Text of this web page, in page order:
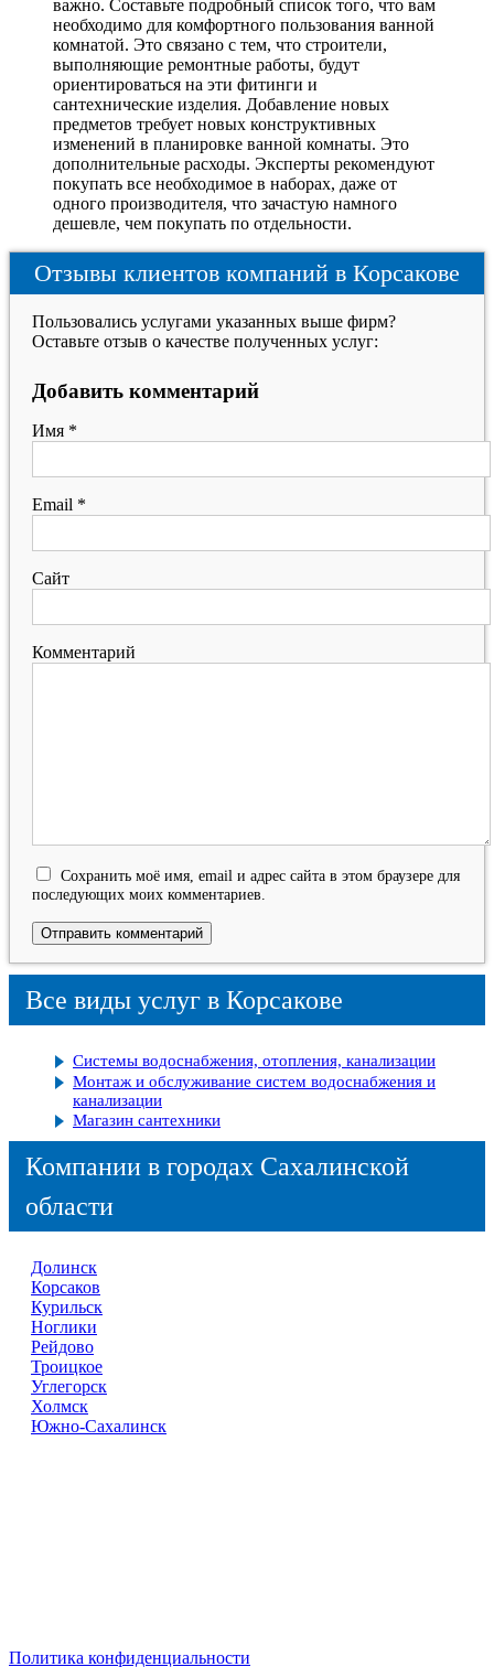
важно. Составьте подробный список того, что вам
необходимо для комфортного пользования ванной
комнатой. Это связано с тем, что строители,
выполняющие ремонтные работы, будут
ориентироваться на эти фитинги и
сантехнические изделия. Добавление новых
предметов требует новых конструктивных
изменений в планировке ванной комнаты. Это
дополнительные расходы. Эксперты рекомендуют
покупать все необходимое в наборах, даже от
одного производителя, что зачастую намного
дешевле, чем покупать по отдельности.
Отзывы клиентов компаний в Корсакове
Пользовались услугами указанных выше фирм?
Оставьте отзыв о качестве полученных услуг:
Добавить комментарий
Имя *
Email *
Сайт
Комментарий
Сохранить моё имя, email и адрес сайта в этом браузере для
последующих моих комментариев.
Все виды услуг в Корсакове
Системы водоснабжения, отопления, канализации
Монтаж и обслуживание систем водоснабжения и
канализации
Магазин сантехники
Компании в городах Сахалинской
области
Долинск
Корсаков
Курильск
Ноглики
Рейдово
Троицкое
Углегорск
Холмск
Южно-Сахалинск
Политика конфиденциальности